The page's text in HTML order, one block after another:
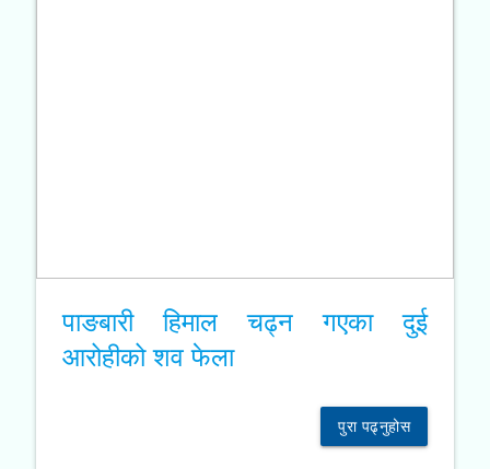
पाङबारी हिमाल चढ्न गएका दुई
आरोहीको शव फेला
पुरा पढ्नुहोस